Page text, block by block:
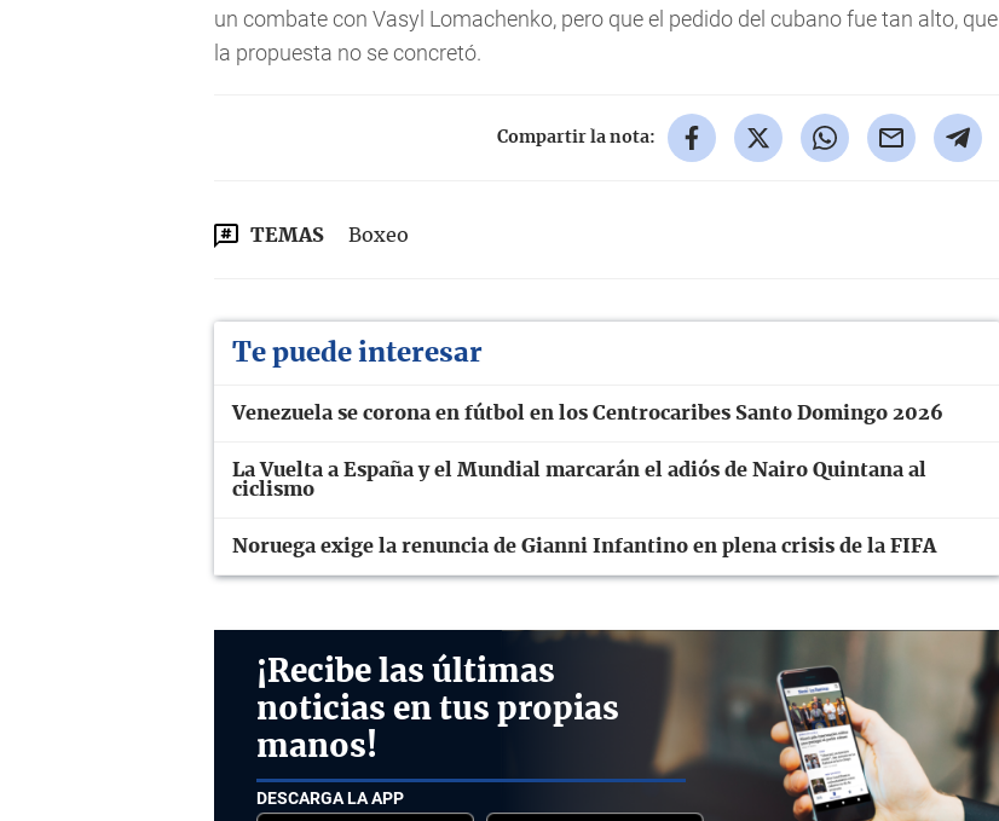
un combate con Vasyl Lomachenko, pero que el pedido del cubano fue tan alto, que
la propuesta no se concretó.
Compartir la nota:
TEMAS Boxeo
Te puede interesar
Venezuela se corona en fútbol en los Centrocaribes Santo Domingo 2026
La Vuelta a España y el Mundial marcarán el adiós de Nairo Quintana al
ciclismo
Noruega exige la renuncia de Gianni Infantino en plena crisis de la FIFA
¡Recibe las últimas
noticias en tus propias
manos!
DESCARGA LA APP